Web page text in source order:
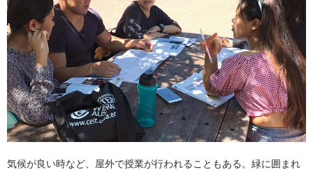
気候が良い時など、屋外で授業が行われることもある。緑に囲まれ